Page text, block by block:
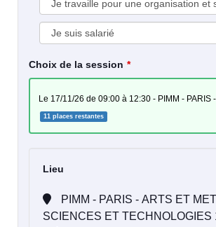
Choix de la session
le 17/11/26 de 09:00 à 12:30 -
11 places restantes
Lieu
SCIENCES ET TECHNOLOGIES